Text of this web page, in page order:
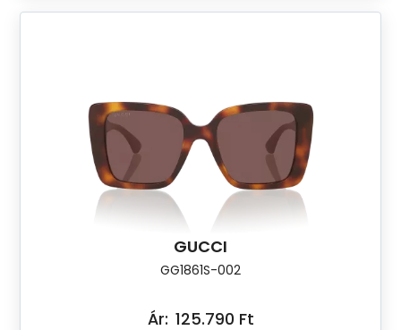
GUCCI
GG1861S-002
Ár: 125.790 Ft